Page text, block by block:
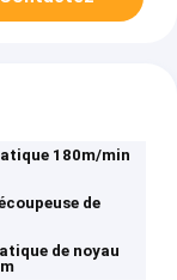
180m/min
de
de noyau